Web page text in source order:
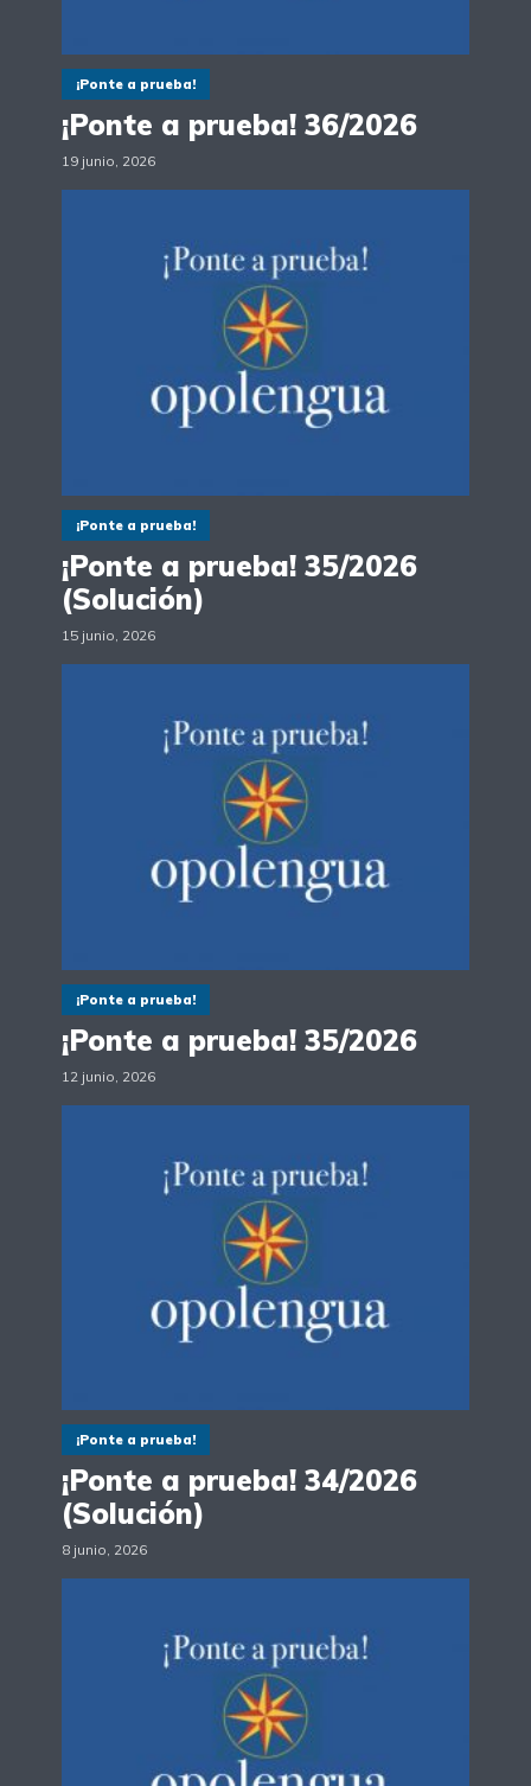
¡Ponte a prueba!
¡Ponte a prueba! 36/2026
19 junio, 2026
¡Ponte a prueba!
¡Ponte a prueba! 35/2026
(Solución)
15 junio, 2026
¡Ponte a prueba!
¡Ponte a prueba! 35/2026
12 junio, 2026
¡Ponte a prueba!
¡Ponte a prueba! 34/2026
(Solución)
8 junio, 2026